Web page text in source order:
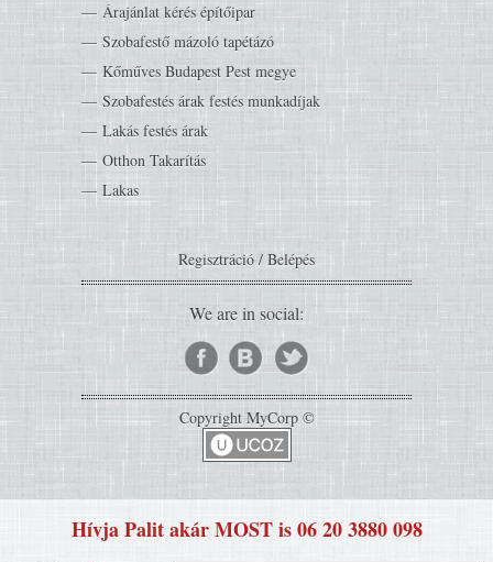
Árajánlat kérés építőipar
Szobafestő mázoló tapétázó
Kőműves Budapest Pest megye
Szobafestés árak festés munkadíjak
Lakás festés árak
Otthon Takarítás
Lakas
Regisztráció / Belépés
We are in social:
Copyright MyCorp ©
Hívja Palit akár MOST is 06 20 3880 098